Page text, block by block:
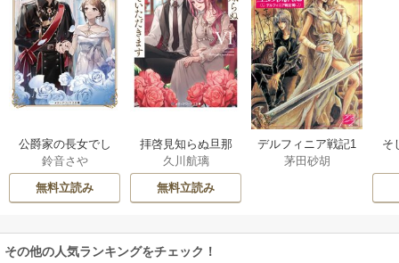
公爵家の長女でし
た
鈴音さや
無料立読み
拝啓見知らぬ旦那
様、離婚していた
だきます
久川航璃
無料立読み
デルフィニア戦記1
茅田砂胡
そ
その他の人気ランキングをチェック！